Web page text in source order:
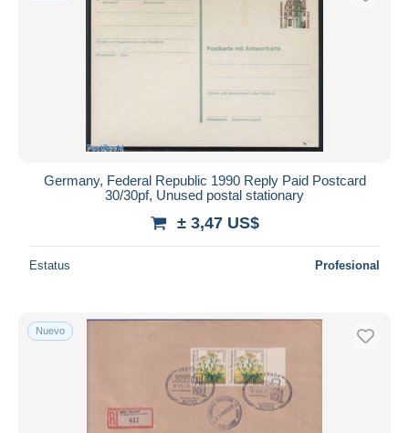
Germany, Federal Republic 1990 Reply Paid Postcard
30/30pf, Unused postal stationary
± 3,47 US$
Estatus Profesional
Nuevo